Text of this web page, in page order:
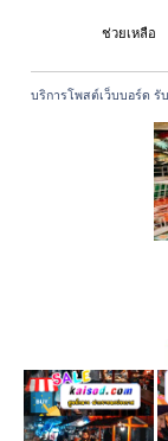
ช่วยเหลือ
บริการโพสต์เว็บบอร์ด รั